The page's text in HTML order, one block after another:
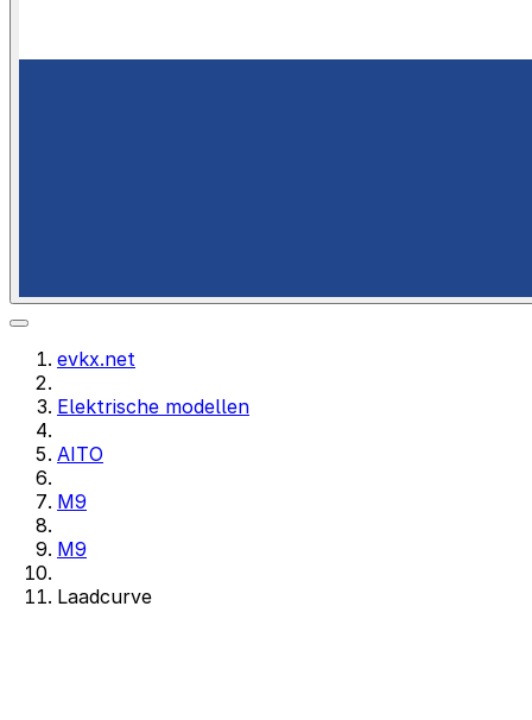
evkx.net
Elektrische modellen
AITO
M9
M9
Laadcurve